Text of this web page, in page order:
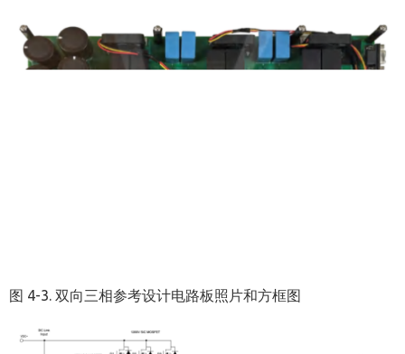
图 4-3. 双向三相参考设计电路板照片和方框图